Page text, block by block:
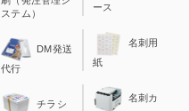
ステム）
DM発送
代行
チラシ
ース
名刺用
紙
名刺カ